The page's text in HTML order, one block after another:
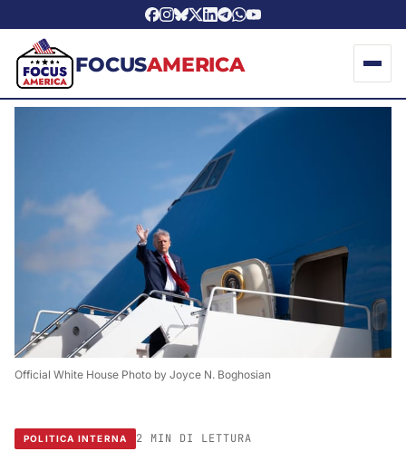
FOCUSAMERICA
Official White House Photo by Joyce N. Boghosian
POLITICA INTERNA 2 MIN DI LETTURA